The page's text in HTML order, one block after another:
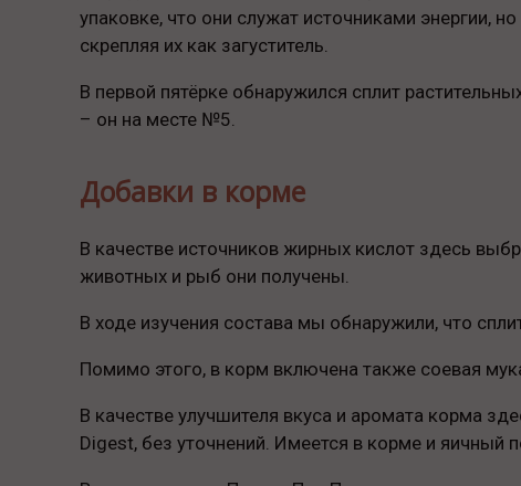
упаковке, что они служат источниками энергии,
скрепляя их как загуститель.
В первой пятёрке обнаружился сплит
– он на месте №5.
Добавки в корме
В качестве источников жирных кислот здесь
животных и рыб они получены.
В ходе изучения состава мы обнаружили, что
Помимо этого, в корм включена также соевая
В качестве улучшителя вкуса и аромата корма
Digest, без уточнений. Имеется в корме и яичный